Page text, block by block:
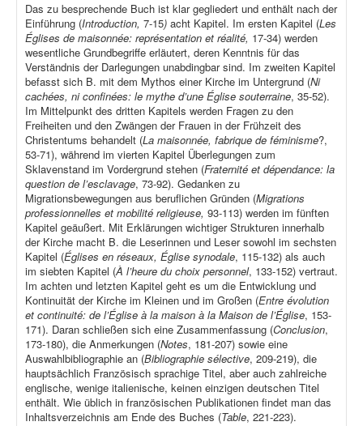
Das zu besprechende Buch ist klar gegliedert und enthält nach der
Einführung (Introduction, 7-15) acht Kapitel. Im ersten Kapitel (Les
Églises de maisonnée: représentation et réalité, 17-34) werden
wesentliche Grundbegriffe erläutert, deren Kenntnis für das
Verständnis der Darlegungen unabdingbar sind. Im zweiten Kapitel
befasst sich B. mit dem Mythos einer Kirche im Untergrund (Ni
cachées, ni confinées: le mythe d’une Église souterraine, 35-52).
Im Mittelpunkt des dritten Kapitels werden Fragen zu den
Freiheiten und den Zwängen der Frauen in der Frühzeit des
Christentums behandelt (La maisonnée, fabrique de féminisme?,
53-71), während im vierten Kapitel Überlegungen zum
Sklavenstand im Vordergrund stehen (Fraternité et dépendance: la
question de l’esclavage, 73-92). Gedanken zu
Migrationsbewegungen aus beruflichen Gründen (Migrations
professionnelles et mobilité religieuse, 93-113) werden im fünften
Kapitel geäußert. Mit Erklärungen wichtiger Strukturen innerhalb
der Kirche macht B. die Leserinnen und Leser sowohl im sechsten
Kapitel (Églises en réseaux, Église synodale, 115-132) als auch
im siebten Kapitel (À l’heure du choix personnel, 133-152) vertraut.
Im achten und letzten Kapitel geht es um die Entwicklung und
Kontinuität der Kirche im Kleinen und im Großen (Entre évolution
et continuité: de l’Église à la maison à la Maison de l’Église, 153-
171). Daran schließen sich eine Zusammenfassung (Conclusion,
173-180), die Anmerkungen (Notes, 181-207) sowie eine
Auswahlbibliographie an (Bibliographie sélective, 209-219), die
hauptsächlich Französisch sprachige Titel, aber auch zahlreiche
englische, wenige italienische, keinen einzigen deutschen Titel
enthält. Wie üblich in französischen Publikationen findet man das
Inhaltsverzeichnis am Ende des Buches (Table, 221-223).